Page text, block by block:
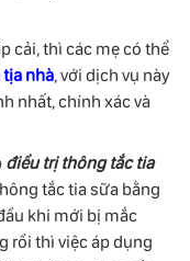
cải, thì các mẹ có thể
nhà, với dịch vụ này
nhất, chính xác và
điều trị thông tắc tia
tắc tia sữa bằng
khi mới bị mắc
rồi thì việc áp dụng